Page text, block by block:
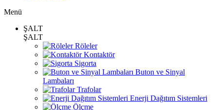
Menü
ŞALT
ŞALT
Röleler
Kontaktör
Sigorta
Buton ve Sinyal
Lambaları
Trafolar
Enerji Dağıtım Sistemleri
Ölçme